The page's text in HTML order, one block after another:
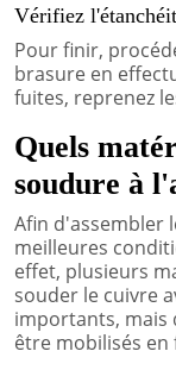
Vérifiez
Pour finir,
brasure en
fuites, reprenez
Quels
soudure à
Afin d'assembler
meilleures
effet, plusieurs
souder le cuivre
importants, mais
être mobilisés